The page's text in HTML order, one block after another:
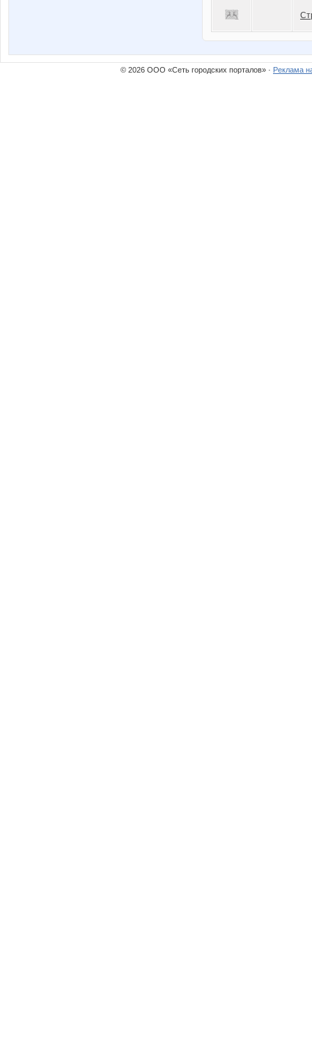
© 2026 ООО «Сеть городских порталов» · Реклама